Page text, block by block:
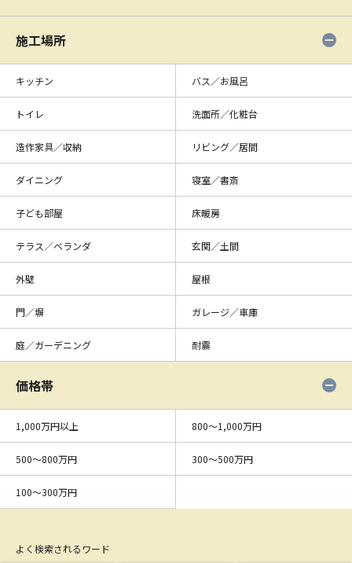
施工場所
キッチン バス／お風呂
トイレ 洗面所／化粧台
造作家具／収納 リビング／居間
ダイニング 寝室／書斎
子ども部屋 床暖房
テラス／ベランダ 玄関／土間
外壁 屋根
門／塀 ガレージ／車庫
庭／ガーデニング 耐震
価格帯
1,000万円以上 800〜1,000万円
500〜800万円 300〜500万円
100〜300万円
よく検索されるワード